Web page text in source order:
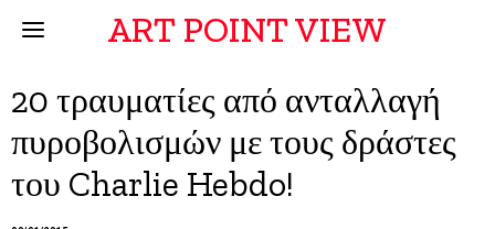
ART POINT VIEW
20 τραυματίες από ανταλλαγή
πυροβολισμών με τους δράστες
του Charlie Hebdo!